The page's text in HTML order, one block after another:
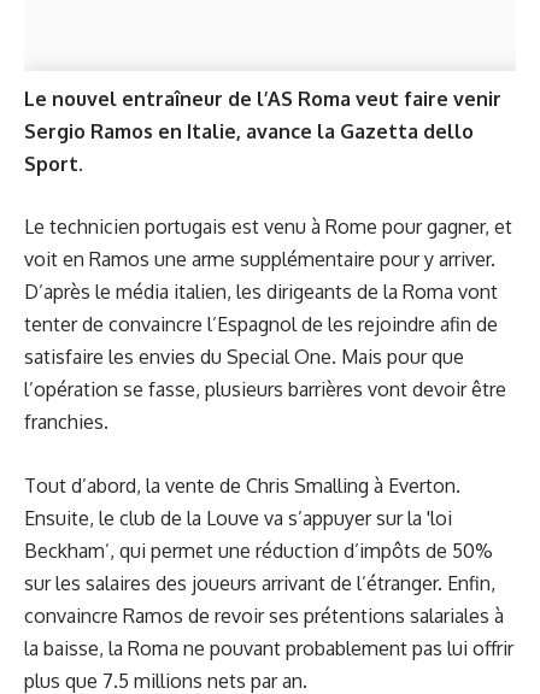
Le nouvel entraîneur de l’AS Roma veut faire venir
Sergio Ramos en Italie, avance la Gazetta dello
Sport.
Le technicien portugais est venu à Rome pour gagner, et
voit en Ramos une arme supplémentaire pour y arriver.
D’après le média italien, les dirigeants de la Roma vont
tenter de convaincre l’Espagnol de les rejoindre afin de
satisfaire les envies du Special One. Mais pour que
l’opération se fasse, plusieurs barrières vont devoir être
franchies.
Tout d’abord, la vente de Chris Smalling à Everton.
Ensuite, le club de la Louve va s’appuyer sur la 'loi
Beckham’, qui permet une réduction d’impôts de 50%
sur les salaires des joueurs arrivant de l’étranger. Enfin,
convaincre Ramos de revoir ses prétentions salariales à
la baisse, la Roma ne pouvant probablement pas lui offrir
plus que 7.5 millions nets par an.